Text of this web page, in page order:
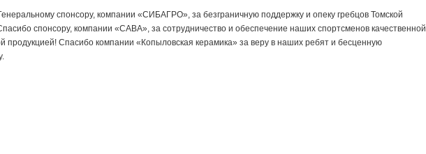
спонсору, компании «СИБАГРО», за безграничную поддержку и опеку гребцов Томской
спонсору, компании «САВА», за сотрудничество и обеспечение наших спортсменов качественной
продукцией! Спасибо компании «Копыловская керамика» за веру в наших ребят и бесценную